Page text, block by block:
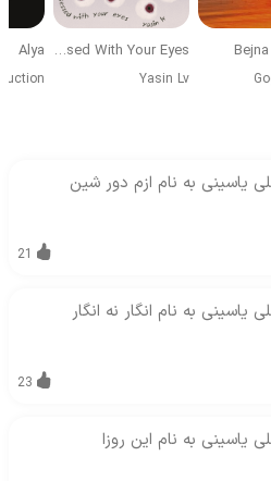
Obsessed With Your Eyes
Yasin Lv
Alya
یاسینی به نام ازم دور شین
21
یاسینی به نام انگار نه انگار
23
یاسینی به نام این روزا